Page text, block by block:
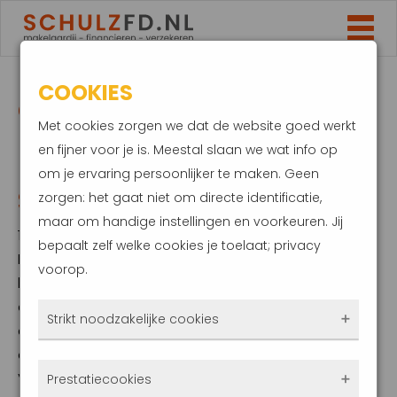
OVER TWEE JAAR
MEER INZICHT IN JE
SCHADE VRIJE JAREN
11 juli 2022
Het aantal schadevrije jaren is deels
bepalend voor de premie van een
autoverzekering. Wie nu een autoverzekering
afsluit, moet zelf het aantal schadevrije jaren
achterhalen en opgeven. Als het aan Het
Verbond van Verzekeraars ligt komt hier in de
COOKIES
Met cookies zorgen we dat de website goed werkt
en fijner voor je is. Meestal slaan we wat info op
om je ervaring persoonlijker te maken. Geen
zorgen: het gaat niet om directe identificatie,
maar om handige instellingen en voorkeuren. Jij
bepaalt zelf welke cookies je toelaat; privacy
voorop.
Strikt noodzakelijke cookies
Prestatiecookies